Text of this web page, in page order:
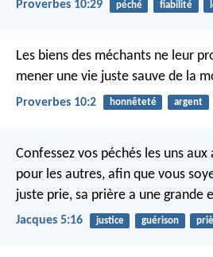
Proverbes 10:29 péché fiabilité
Les biens des méchants ne leur
mener une vie juste sauve de la
Proverbes 10:2 honnêteté argent
Confessez vos péchés les uns
pour les autres, afin que vous
juste prie, sa prière a une grande
Jacques 5:16 justice guérison